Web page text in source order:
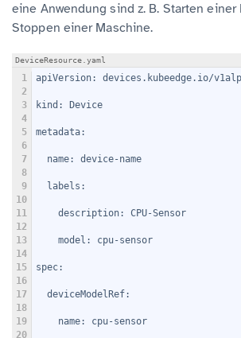
eine Anwendung sind z. B. Starten
Stoppen einer Maschine.
DeviceResource.yaml
1
2
3
4
5
6
7
8
9
10
11
12
13
14
15
16
17
18
19
20
apiVersion: devices.kubeedge.io/
kind: Device
metadata:
  name: device-name
  labels:
    description: CPU-Sensor
    model: cpu-sensor
spec:
  deviceModelRef:
    name: cpu-sensor